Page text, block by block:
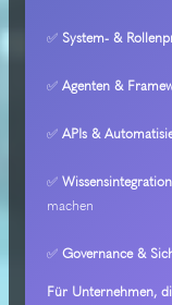
✅ System- &
✅ Agenten &
✅ APIs &
✅
machen
✅ Governance &
Für Unternehmen,